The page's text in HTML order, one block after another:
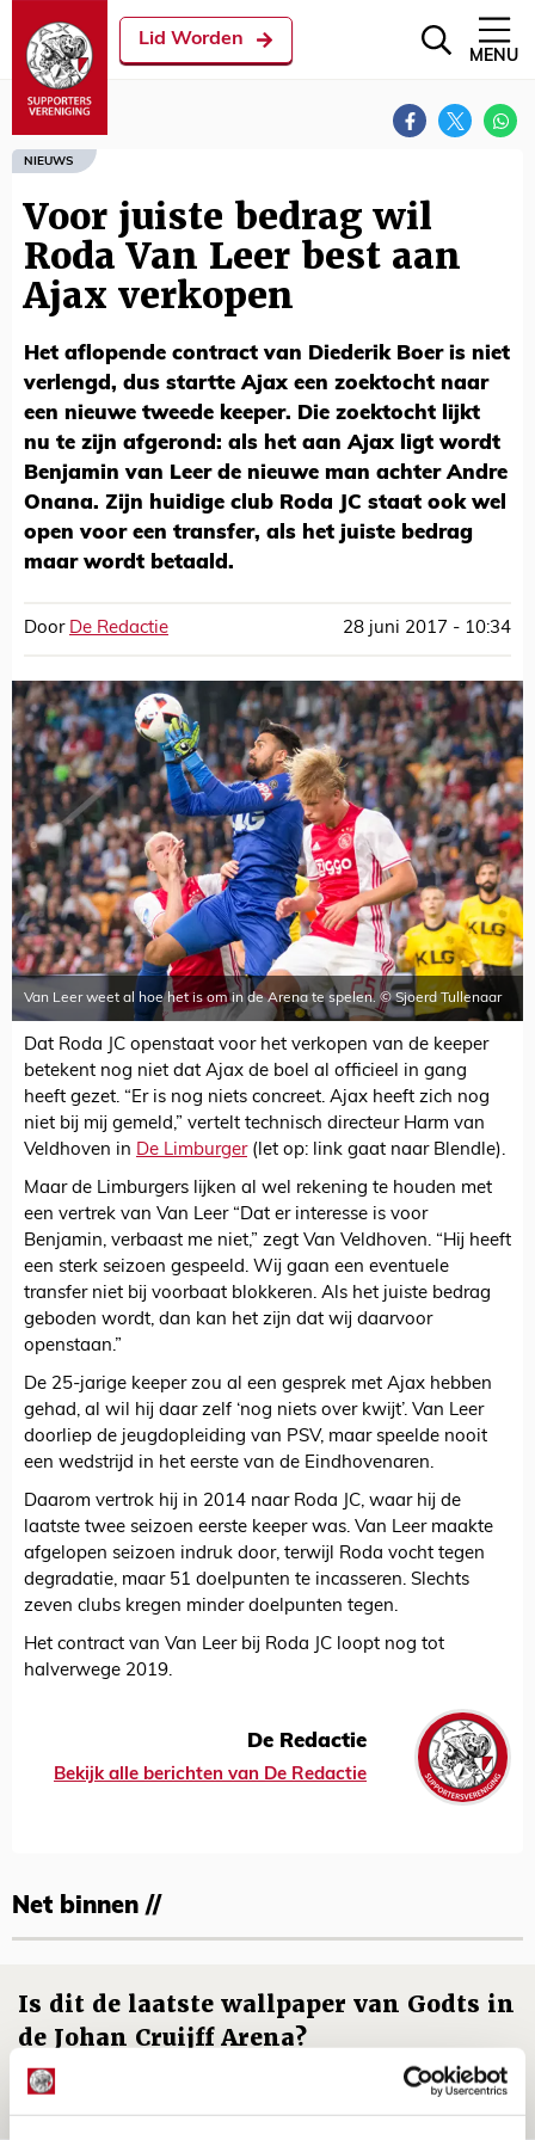
Lid Worden
MENU
NIEUWS
Voor juiste bedrag wil
Roda Van Leer best aan
Ajax verkopen
Het aflopende contract van Diederik Boer is niet
verlengd, dus startte Ajax een zoektocht naar
een nieuwe tweede keeper. Die zoektocht lijkt
nu te zijn afgerond: als het aan Ajax ligt wordt
Benjamin van Leer de nieuwe man achter Andre
Onana. Zijn huidige club Roda JC staat ook wel
open voor een transfer, als het juiste bedrag
maar wordt betaald.
Door De Redactie 28 juni 2017 - 10:34
Van Leer weet al hoe het is om in de Arena te spelen. © Sjoerd Tullenaar
Dat Roda JC openstaat voor het verkopen van de keeper
betekent nog niet dat Ajax de boel al officieel in gang
heeft gezet. “Er is nog niets concreet. Ajax heeft zich nog
niet bij mij gemeld,” vertelt technisch directeur Harm van
Veldhoven in De Limburger(let op: link gaat naar Blendle).
Maar de Limburgers lijken al wel rekening te houden met
een vertrek van Van Leer “Dat er interesse is voor
Benjamin, verbaast me niet,” zegt Van Veldhoven. “Hij heeft
een sterk seizoen gespeeld. Wij gaan een eventuele
transfer niet bij voorbaat blokkeren. Als het juiste bedrag
geboden wordt, dan kan het zijn dat wij daarvoor
openstaan.”
De 25-jarige keeper zou al een gesprek met Ajax hebben
gehad, al wil hij daar zelf ‘nog niets over kwijt’. Van Leer
doorliep de jeugdopleiding van PSV, maar speelde nooit
een wedstrijd in het eerste van de Eindhovenaren.
Daarom vertrok hij in 2014 naar Roda JC, waar hij de
laatste twee seizoen eerste keeper was. Van Leer maakte
afgelopen seizoen indruk door, terwijl Roda vocht tegen
degradatie, maar 51 doelpunten te incasseren. Slechts
zeven clubs kregen minder doelpunten tegen.
Het contract van Van Leer bij Roda JC loopt nog tot
halverwege 2019.
De Redactie
Bekijk alle berichten van De Redactie
Net binnen //
Is dit de laatste wallpaper van Godts in
de Johan Cruijff Arena?
07 AUGUSTUS 2026 - 00:36